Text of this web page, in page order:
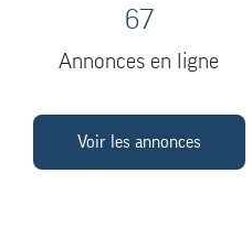
67
Annonces en ligne
Voir les annonces